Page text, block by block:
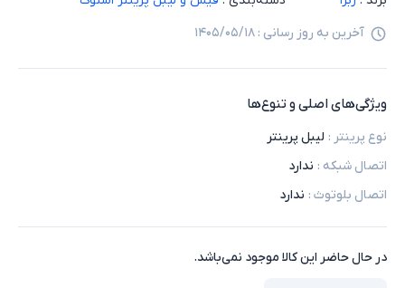
آخرین به روز رسانی : ۱۴۰۵/۰۵/۱۸
ویژگی‌های اصلی و تنوع‌ها
نوع پرینتر : لیبل پرینتر
اتصال شبکه : ندارد
اتصال بلوتوث : ندارد
در حال حاضر این کالا موجود نمی‌باشد.